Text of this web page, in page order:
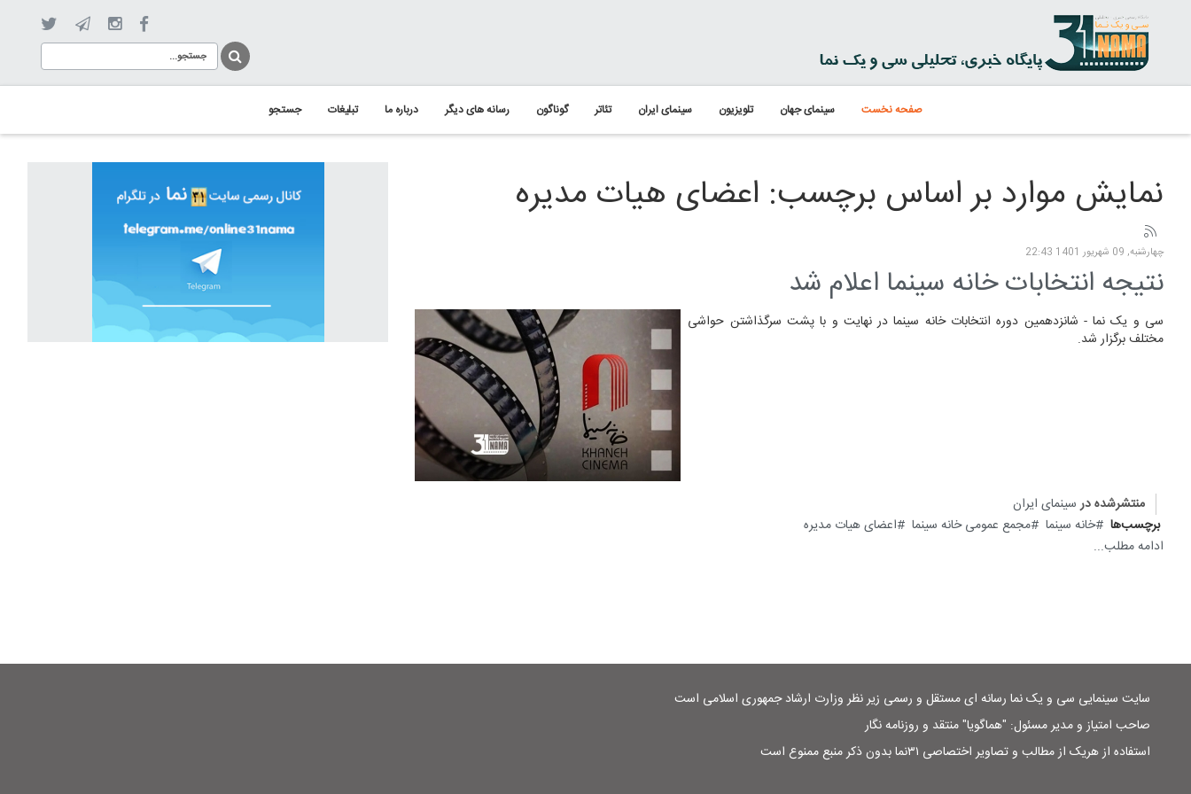
صفحه نخست سینمای جهان تلویزیون سینمای ایران تئاتر گوناگون رسانه های دیگر درباره ما تبلیغات جستجو
نمایش موارد بر اساس برچسب: اعضای هیات مدیره
چهارشنبه, 09 شهریور 1401 22:43
نتیجه انتخابات خانه سینما اعلام شد
سی و یک نما - شانزدهمین دوره انتخابات خانه سینما در نهایت و با پشت سرگذاشتن حواشی
مختلف برگزار شد.
منتشرشده در سینمای ایران
برچسب‌ها
خانه سینما مجمع عمومی خانه سینما
اعضای هیات مدیره
ادامه مطلب...
سایت سینمایی سی و یک نما رسانه ای مستقل و رسمی زیر نظر وزارت ارشاد جمهوری اسلامی است
صاحب امتیاز و مدیر مسئول: "هماگویا" منتقد و روزنامه نگار
استفاده از هریک از مطالب و تصاویر اختصاصی ۳۱نما بدون ذکر منبع ممنوع است